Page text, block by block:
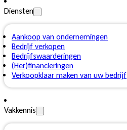
Diensten
Aankoop van ondernemingen
Bedrijf verkopen
Bedrijfswaarderingen
(Her)financieringen
Verkoopklaar maken van uw bedrijf
Vakkennis